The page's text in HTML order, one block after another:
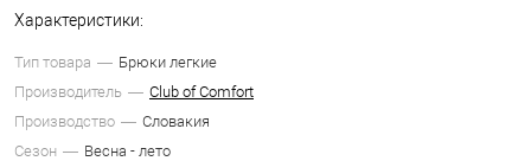
Характеристики:
Тип товара
Брюки легкие
Производитель
Club of Comfort
Производство
Словакия
Сезон
Весна - лето